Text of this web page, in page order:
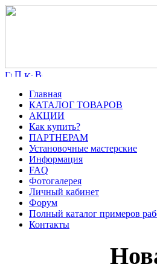
Главная
КАТАЛОГ ТОВАРОВ
АКЦИИ
Как купить?
ПАРТНЕРАМ
Установочные мастерские
Информация
FAQ
Фотогалерея
Личный кабинет
Форум
Полный каталог примеров
Контакты